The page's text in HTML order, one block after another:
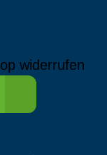
widerrufen